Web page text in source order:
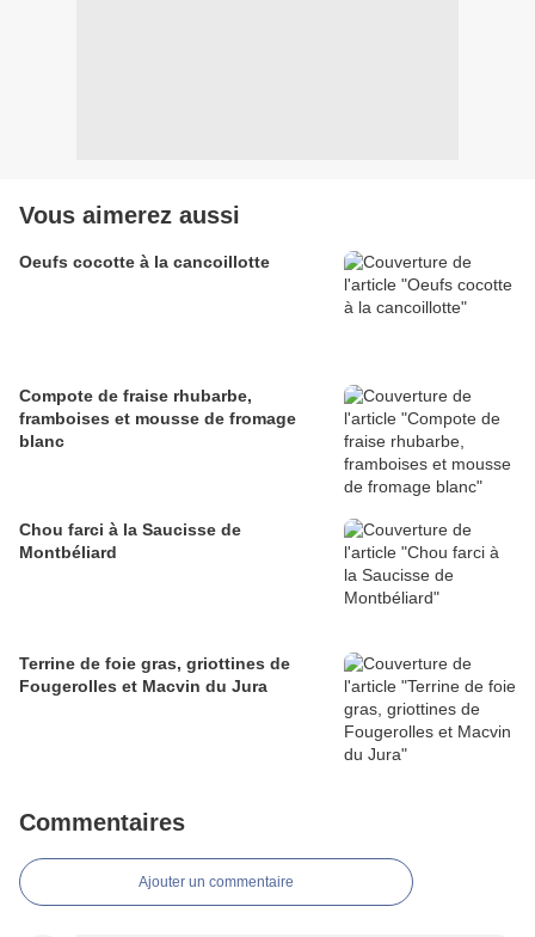
Vous aimerez aussi
Oeufs cocotte à la cancoillotte
Compote de fraise rhubarbe,
framboises et mousse de fromage
blanc
Chou farci à la Saucisse de
Montbéliard
Terrine de foie gras, griottines de
Fougerolles et Macvin du Jura
Commentaires
Ajouter un commentaire